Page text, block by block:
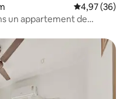
Note
4,97 (36)
un appartement de